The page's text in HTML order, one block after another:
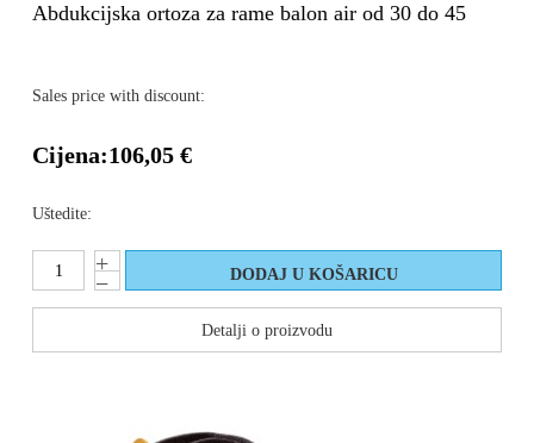
Abdukcijska ortoza za rame balon air od 30 do 45
Sales price with discount:
Cijena:106,05 €
Uštedite:
Detalji o proizvodu